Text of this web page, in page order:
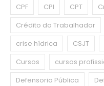
CPF
CPI CPT
Crédito do Trabalhador
crise hídrica
CSJT
Cursos
cursos
Defensoria Pública